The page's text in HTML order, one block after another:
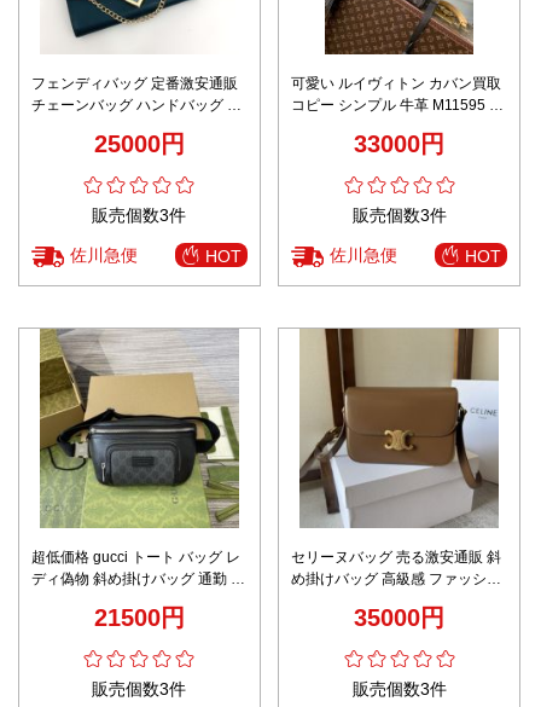
フェンディバッグ 定番激安通販
チェーンバッグ ハンドバッグ 本
25000円
販売個数3件
佐川急便 HOT
可愛い ルイヴィトン カバン買取
コピー シンプル 牛革 M11595 ハ
33000円
販売個数3件
佐川急便 HOT
超低価格 gucci トート バッグ レ
ディ偽物 斜め掛けバッグ 通勤 レ
21500円
販売個数3件
セリーヌバッグ 売る激安通販 斜
め掛けバッグ 高級感 ファッショ
35000円
販売個数3件